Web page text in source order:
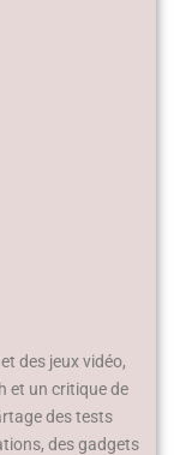
des jeux vidéo,
et un critique de
des tests
des gadgets